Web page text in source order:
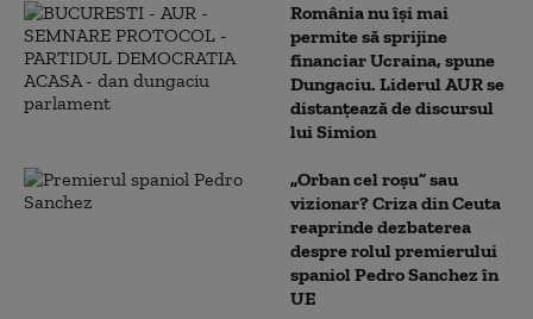
România nu își mai
permite să sprijine
financiar Ucraina, spune
Dungaciu. Liderul AUR se
distanțează de discursul
lui Simion
„Orban cel roșu” sau
vizionar? Criza din Ceuta
reaprinde dezbaterea
despre rolul premierului
spaniol Pedro Sanchez în
UE